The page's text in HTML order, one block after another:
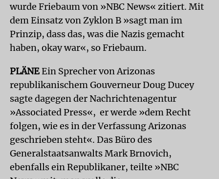
wurde Friebaum von »NBC News« zitiert. Mit
dem Einsatz von Zyklon B »sagt man im
Prinzip, dass das, was die Nazis gemacht
haben, okay war«, so Friebaum.
PLÄNEEin Sprecher von Arizonas
republikanischem Gouverneur Doug Ducey
sagte dagegen der Nachrichtenagentur
»Associated Press«, er werde »dem Recht
folgen, wie es in der Verfassung Arizonas
geschrieben steht«. Das Büro des
Generalstaatsanwalts Mark Brnovich,
ebenfalls ein Republikaner, teilte »NBC